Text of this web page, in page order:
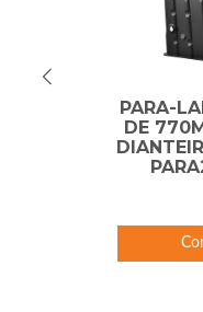
PARA-
DE